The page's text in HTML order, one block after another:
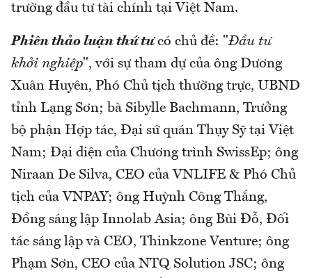
trường đầu tư tài chính tại Việt Nam.
Phiên thảo luận thứ tưcó chủ đề: "Đầu tư
khởi nghiệp", với sự tham dự của ông Dương
Xuân Huyên, Phó Chủ tịch thường trực, UBND
tỉnh Lạng Sơn; bà Sibylle Bachmann, Trưởng
bộ phận Hợp tác, Đại sứ quán Thụy Sỹ tại Việt
Nam; Đại diện của Chương trình SwissEp; ông
Niraan De Silva, CEO của VNLIFE & Phó Chủ
tịch của VNPAY; ông Huỳnh Công Thắng,
Đồng sáng lập Innolab Asia; ông Bùi Đỗ, Đối
tác sáng lập và CEO, Thinkzone Venture; ông
Phạm Sơn, CEO của NTQ Solution JSC; ông